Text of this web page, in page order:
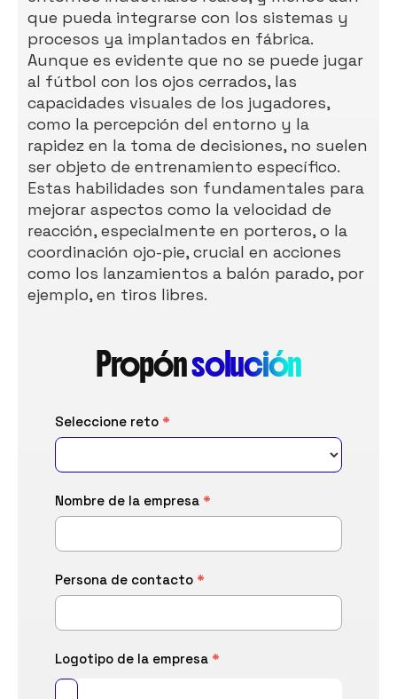
que pueda integrarse con los sistemas y
procesos ya implantados en fábrica.
Aunque es evidente que no se puede jugar
al fútbol con los ojos cerrados, las
capacidades visuales de los jugadores,
como la percepción del entorno y la
rapidez en la toma de decisiones, no suelen
ser objeto de entrenamiento específico.
Estas habilidades son fundamentales para
mejorar aspectos como la velocidad de
reacción, especialmente en porteros, o la
coordinación ojo-pie, crucial en acciones
como los lanzamientos a balón parado, por
ejemplo, en tiros libres.
Propónsolución
Proponiendo
solución a
un reto
Seleccione reto *
Nombre de la empresa *
Persona de contacto *
Logotipo de la empresa *